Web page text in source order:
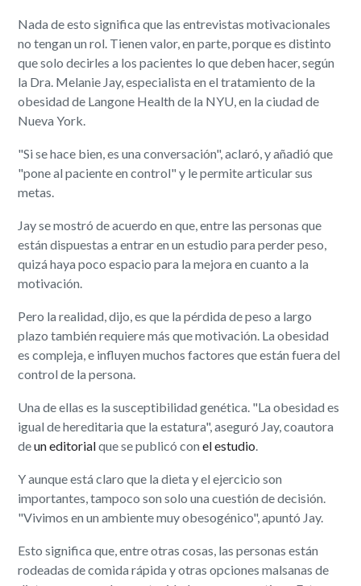
Nada de esto significa que las entrevistas motivacionales
no tengan un rol. Tienen valor, en parte, porque es distinto
que solo decirles a los pacientes lo que deben hacer, según
la Dra. Melanie Jay, especialista en el tratamiento de la
obesidad de Langone Health de la NYU, en la ciudad de
Nueva York.
"Si se hace bien, es una conversación", aclaró, y añadió que
"pone al paciente en control" y le permite articular sus
metas.
Jay se mostró de acuerdo en que, entre las personas que
están dispuestas a entrar en un estudio para perder peso,
quizá haya poco espacio para la mejora en cuanto a la
motivación.
Pero la realidad, dijo, es que la pérdida de peso a largo
plazo también requiere más que motivación. La obesidad
es compleja, e influyen muchos factores que están fuera del
control de la persona.
Una de ellas es la susceptibilidad genética. "La obesidad es
igual de hereditaria que la estatura", aseguró Jay, coautora
deun editorialque se publicó conel estudio.
Y aunque está claro que la dieta y el ejercicio son
importantes, tampoco son solo una cuestión de decisión.
"Vivimos en un ambiente muy obesogénico", apuntó Jay.
Esto significa que, entre otras cosas, las personas están
rodeadas de comida rápida y otras opciones malsanas de